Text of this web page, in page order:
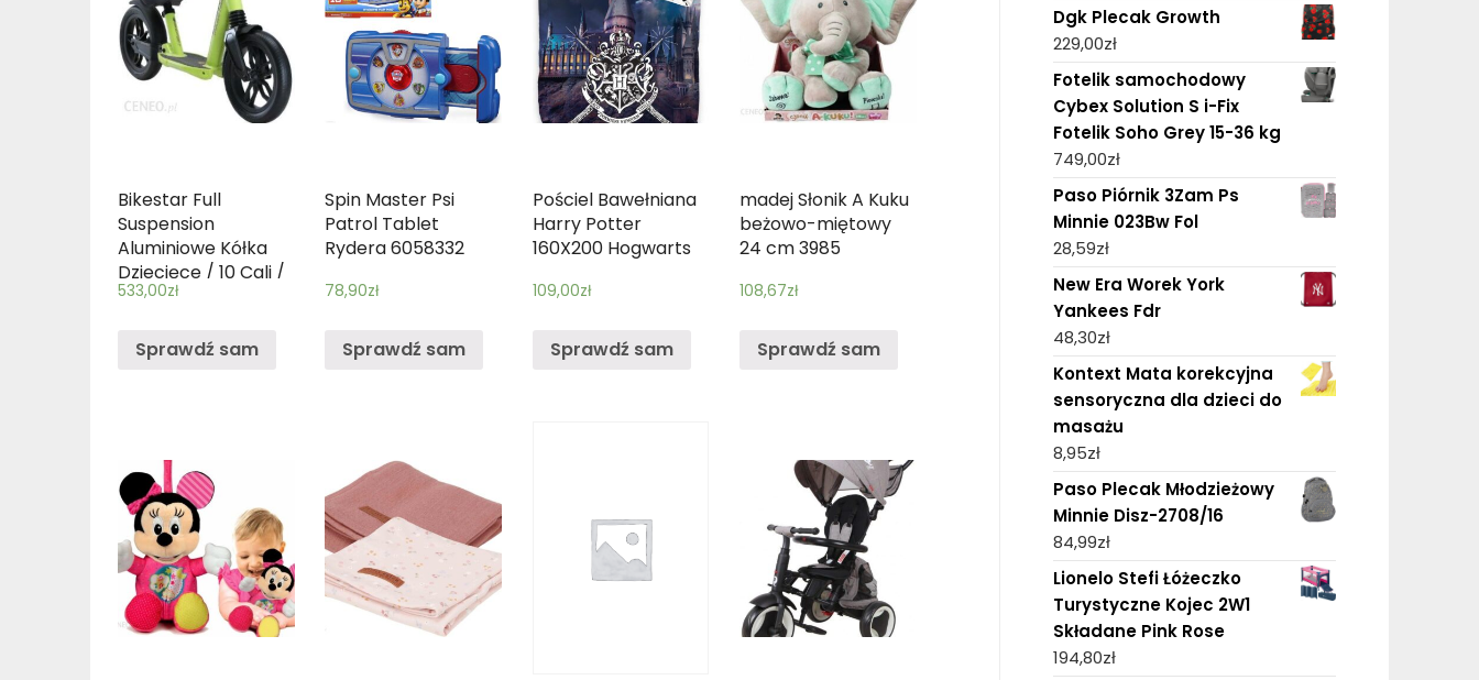
Bikestar Full
Suspension
Aluminiowe Kółka
Dziecięce / 10 Cali /
Zielone
533,00zł
Sprawdź sam
Spin Master Psi
Patrol Tablet
Rydera 6058332
78,90zł
Sprawdź sam
Pościel Bawełniana
Harry Potter
160X200 Hogwarts
109,00zł
Sprawdź sam
madej Słonik A Kuku
beżowo-miętowy
24 cm 3985
108,67zł
Sprawdź sam
Dgk Plecak Growth
229,00zł
Fotelik samochodowy
Cybex Solution S i-Fix
Fotelik Soho Grey 15-36 kg
749,00zł
Paso Piórnik 3Zam Ps
Minnie 023Bw Fol
28,59zł
New Era Worek York
Yankees Fdr
48,30zł
Kontext Mata korekcyjna
sensoryczna dla dzieci do
masażu
8,95zł
Paso Plecak Młodzieżowy
Minnie Disz-2708/16
84,99zł
Lionelo Stefi Łóżeczko
Turystyczne Kojec 2W1
Składane Pink Rose
194,80zł